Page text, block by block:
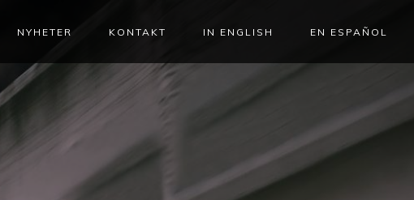
NYHETER KONTAKT IN ENGLISH EN ESPAÑOL